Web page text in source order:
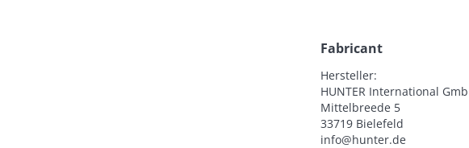
Fabricant
Hersteller:
HUNTER International
Mittelbreede 5
33719 Bielefeld
info@hunter.de